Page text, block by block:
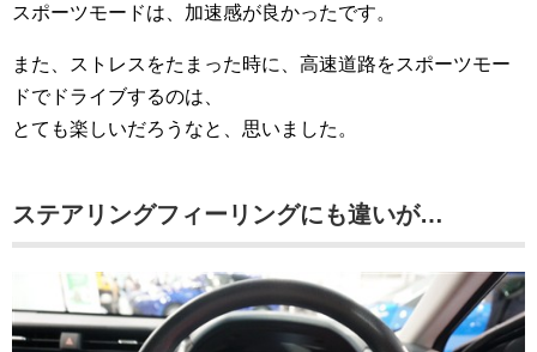
スポーツモードは、加速感が良かったです。
また、ストレスをたまった時に、高速道路をスポーツモー
ドでドライブするのは、
とても楽しいだろうなと、思いました。
ステアリングフィーリングにも違いが…